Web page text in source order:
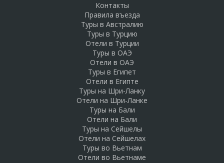
Контакты
Правила въезда
Туры в Австралию
Туры в Турцию
Отели в Турции
Туры в ОАЭ
Отели в ОАЭ
Туры в Египет
Отели в Египте
Туры на Шри-Ланку
Отели на Шри-Ланке
Туры на Бали
Отели на Бали
Туры на Сейшелы
Отели на Сейшелах
Туры во Вьетнам
Отели во Вьетнаме